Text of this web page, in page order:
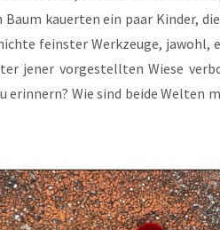
kau­er­ten ein paar Kin­der,
feins­ter Werk­zeu­ge, jawohl,
jener vor­ge­stell­ten Wie­se
erin­nern? Wie sind bei­de Wel­ten